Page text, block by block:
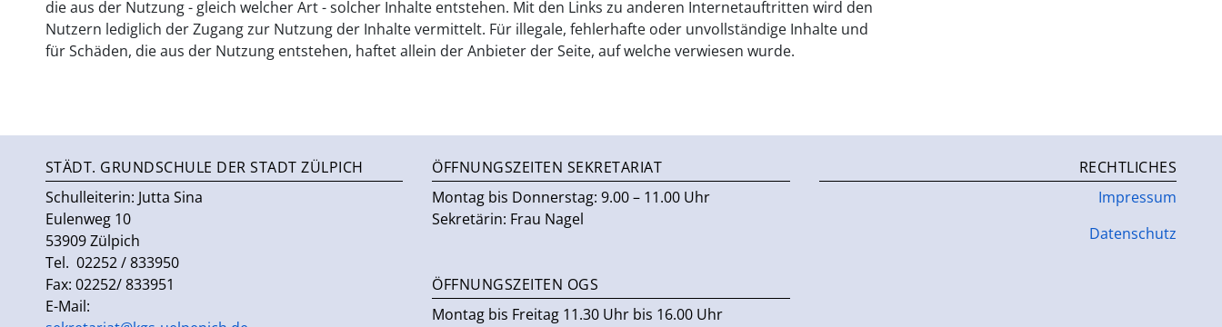
die aus der Nutzung - gleich welcher Art - solcher Inhalte entstehen. Mit den Links zu anderen Internetauftritten wird den
Nutzern lediglich der Zugang zur Nutzung der Inhalte vermittelt. Für illegale, fehlerhafte oder unvollständige Inhalte und
für Schäden, die aus der Nutzung entstehen, haftet allein der Anbieter der Seite, auf welche verwiesen wurde.
STÄDT. GRUNDSCHULE DER STADT ZÜLPICH
Schulleiterin: Jutta Sina
Eulenweg 10
53909 Zülpich
Tel. 02252 / 833950
Fax: 02252/ 833951
E-Mail:
ÖFFNUNGSZEITEN SEKRETARIAT
Montag bis Donnerstag: 9.00 – 11.00 Uhr
Sekretärin: Frau Nagel
ÖFFNUNGSZEITEN OGS
Montag bis Freitag 11.30 Uhr bis 16.00 Uhr
RECHTLICHES
Impressum
Datenschutz